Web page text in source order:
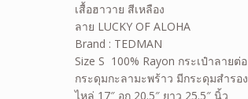
เสื้อฮาวาย สีเหลือง
ลาย LUCKY OF ALOHA
Brand : TEDMAN
Size S 100% Rayon กระเป๋าลายต่อ
กระดุมกะลามะพร้าว มีกระดุมสำรอง
ไหล่ 17″ อก 20.5″ ยาว 25.5″ นิ้ว